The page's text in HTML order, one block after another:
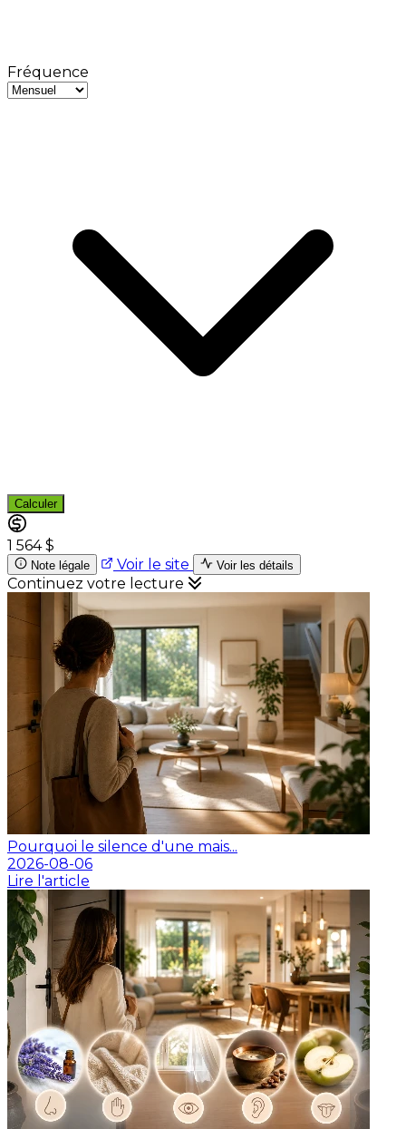
Fréquence
Calculer
1 564 $
Note légale Voir le site Voir les détails
Continuez votre lecture
Pourquoi le silence d'une mais...
2026-08-06
Lire l'article